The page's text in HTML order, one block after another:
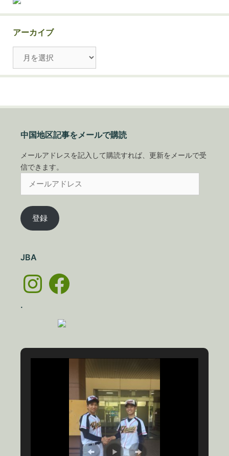
アーカイブ
カ
中国地区記事をメールで購読
メールアドレスを記入して購読すれば、更新をメールで受
信できます。
ア
ド
登録
JBA
InstagramFacebook
.